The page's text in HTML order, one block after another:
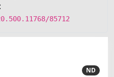
85712
ND